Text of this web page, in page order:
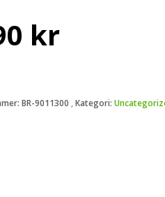
kr
BR-9011300 Kategori: